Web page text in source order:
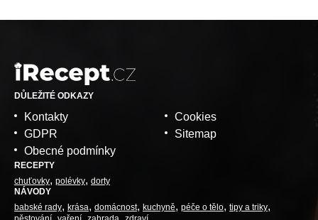
DŮLEŽITÉ ODKAZY
Kontakty
GDPR
Obecné podmínky
Cookies
Sitemap
RECEPTY
chuťovky polévky dorty
NÁVODY
babské rady krása domácnost kuchyně péče o tělo tipy a triky